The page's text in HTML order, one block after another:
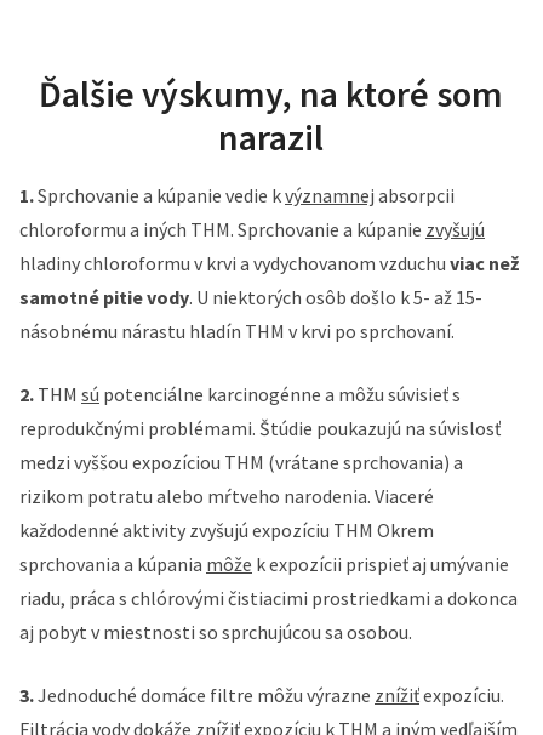
Ďalšie výskumy, na ktoré som
narazil
1.Sprchovanie a kúpanie vedie kvýznamnej absorpcii
chloroformu a iných THM. Sprchovanie a kúpanie zvyšujú
hladiny chloroformu v krvi a vydychovanom vzduchu viac než
samotné pitie vody. U niektorých osôb došlo k 5- až 15-
násobnému nárastu hladín THM v krvi po sprchovaní.
2. THM sú potenciálne karcinogénne a môžu súvisieť s
reprodukčnými problémami. Štúdie poukazujú na súvislosť
medzi vyššou expozíciou THM (vrátane sprchovania) a
rizikom potratu alebo mŕtveho narodenia. Viaceré
každodenné aktivity zvyšujú expozíciu THM Okrem
sprchovania a kúpania môže k expozícii prispieť aj umývanie
riadu, práca s chlórovými čistiacimi prostriedkami a dokonca
aj pobyt v miestnosti so sprchujúcou sa osobou.
3.Jednoduché domáce filtre môžu výrazne znížiťexpozíciu.
Filtrácia vody dokáže znížiť expozíciu k THM a iným vedľajším